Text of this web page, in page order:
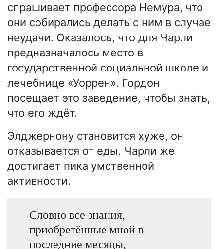
спрашивает профессора Немура, что
они собирались делать с ним в случае
неудачи. Оказалось, что для Чарли
предназначалось место в
государственной социальной школе и
лечебнице «Уоррен». Гордон
посещает это заведение, чтобы знать,
что его ждёт.
Элджернону становится хуже, он
отказывается от еды. Чарли же
достигает пика умственной
активности.
Словно все знания,
приобретённые мной в
последние месяцы,